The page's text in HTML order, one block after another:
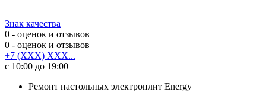
Знак качества
0 - оценок и отзывов
0 - оценок и отзывов
+7 (XXX) XXX...
с 10:00 до 19:00
Ремонт настольных электроплит Energy